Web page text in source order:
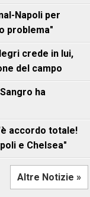
Napoli per
problema"
crede in lui,
del campo
ha
accordo totale!
e Chelsea"
Altre Notizie »